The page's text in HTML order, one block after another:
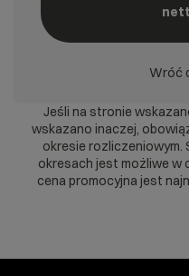
Wróć
Jeśli na stronie
wskazano inaczej,
okresie rozliczeniowym.
okresach jest możliwe w
cena promocyjna jest